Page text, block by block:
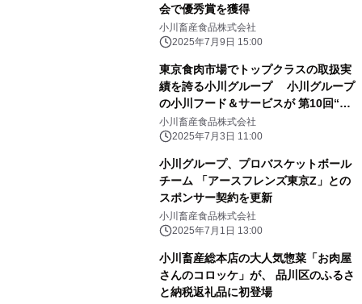
会で優秀賞を獲得
小川畜産食品株式会社
2025年7月9日 15:00
東京食肉市場でトップクラスの取扱実
績を誇る小川グループ 小川グループ
の小川フード＆サービスが 第10回“日
本の食品”輸出EXPO SUMMERに出展
小川畜産食品株式会社
2025年7月3日 11:00
小川グループ、プロバスケットボール
チーム 「アースフレンズ東京Z」との
スポンサー契約を更新
小川畜産食品株式会社
2025年7月1日 13:00
小川畜産総本店の大人気惣菜「お肉屋
さんのコロッケ」が、 品川区のふるさ
と納税返礼品に初登場